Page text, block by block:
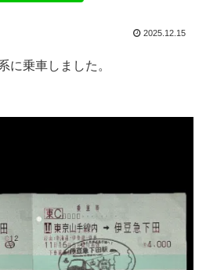
2025.12.15
に乗車しました。